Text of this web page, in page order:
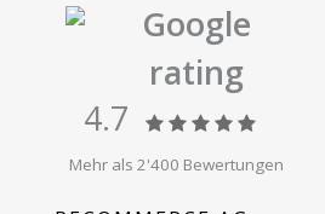
Google
rating
4.7
Mehr als 2'400 Bewertungen